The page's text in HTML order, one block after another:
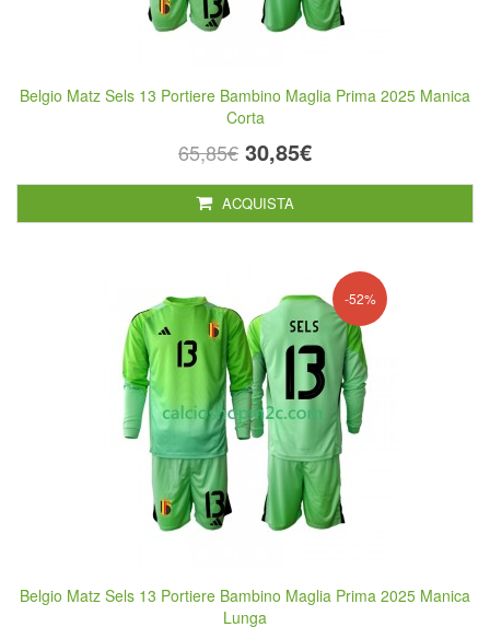
Belgio Matz Sels 13 Portiere Bambino Maglia Prima 2025 Manica
Corta
65,85€ 30,85€
ACQUISTA
-52%
Belgio Matz Sels 13 Portiere Bambino Maglia Prima 2025 Manica
Lunga